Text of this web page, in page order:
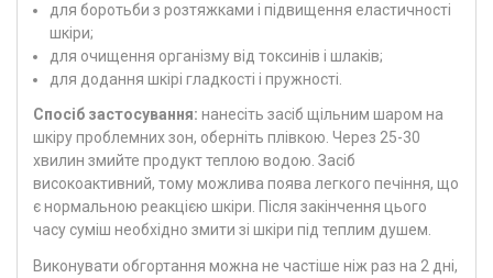
для боротьби з розтяжками і підвищення еластичності
шкіри;
для очищення організму від токсинів і шлаків;
для додання шкірі гладкості і пружності.
Спосіб застосування: нанесіть засіб щільним шаром на
шкіру проблемних зон, оберніть плівкою. Через 25-30
хвилин змийте продукт теплою водою. Засіб
високоактивний, тому можлива поява легкого печіння, що
є нормальною реакцією шкіри. Після закінчення цього
часу суміш необхідно змити зі шкіри під теплим душем.
Виконувати обгортання можна не частіше ніж раз на 2 дні,